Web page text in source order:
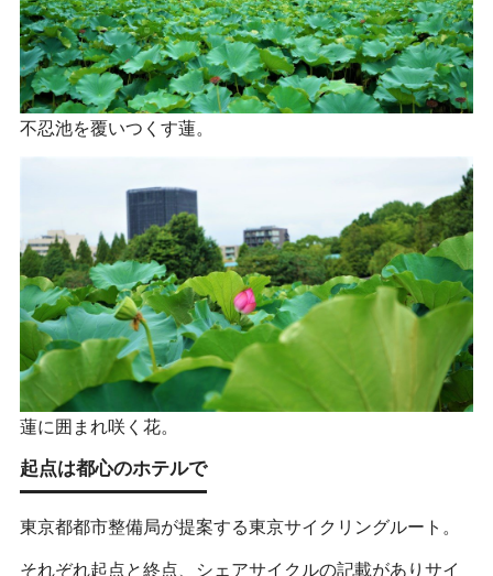
不忍池を覆いつくす蓮。
蓮に囲まれ咲く花。
起点は都心のホテルで
東京都都市整備局が提案する東京サイクリングルート。
それぞれ起点と終点、シェアサイクルの記載がありサイ